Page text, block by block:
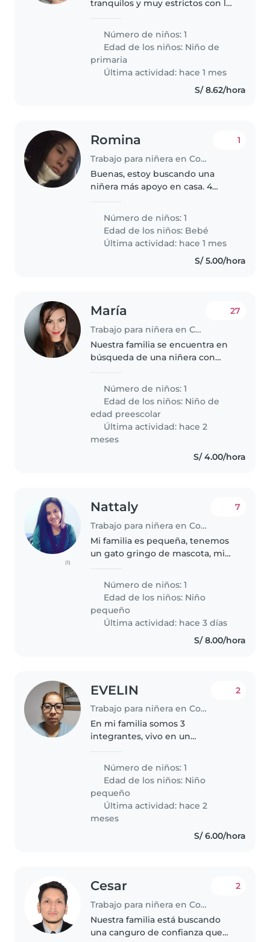
tranquilos y muy estrictos con las
Número de niños: 1
Edad de los niños: Niño de
primaria
Última actividad: hace 1 mes
S/ 8.62/hora
Romina
Trabajo para niñera en Comas (Departamento de Lima)
1
Buenas, estoy buscando una
niñera más apoyo en casa. 4
Cama afuera, estoy en el distrito
de comas. Requiero niñera
preferiblemente de 30-55años
Número de niños: 1
Edad de los niños: Bebé
Última actividad: hace 1 mes
S/ 5.00/hora
María
Trabajo para niñera en Comas (Departamento de Lima)
27
Nuestra familia se encuentra en
búsqueda de una niñera con
básica(cocina para em niño ,
ordenar los ambientes todo en
función al niño ) Funciones jugar
con..
Número de niños: 1
Edad de los niños: Niño de
edad preescolar
Última actividad: hace 2
meses
S/ 4.00/hora
(1)
Nattaly
Trabajo para niñera en Comas (Departamento de Lima)
7
Mi familia es pequeña, tenemos
un gato gringo de mascota, mi
Número de niños: 1
Edad de los niños: Niño
pequeño
Última actividad: hace 3 días
S/ 8.00/hora
EVELIN
Trabajo para niñera en Comas (Departamento de Lima)
2
En mi familia somos 3
integrantes, vivo en un
Número de niños: 1
Edad de los niños: Niño
pequeño
Última actividad: hace 2
meses
S/ 6.00/hora
Cesar
Trabajo para niñera en Comas (Departamento de Lima)
2
Nuestra familia está buscando
una canguro de confianza que